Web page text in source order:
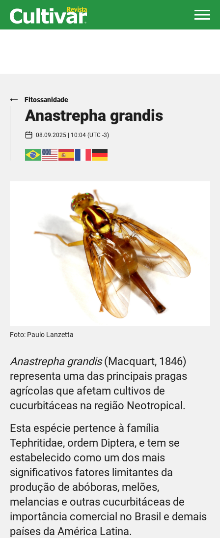
Fitossanidade
Anastrepha grandis
08.09.2025 | 10:04 (UTC -3)
Foto: Paulo Lanzetta
Anastrepha grandis(Macquart, 1846)
representa uma das principais pragas
agrícolas que afetam cultivos de
cucurbitáceas na região Neotropical.
Esta espécie pertence à família
Tephritidae, ordem Diptera, e tem se
estabelecido como um dos mais
significativos fatores limitantes da
produção de abóboras, melões,
melancias e outras cucurbitáceas de
importância comercial no Brasil e demais
países da América Latina.